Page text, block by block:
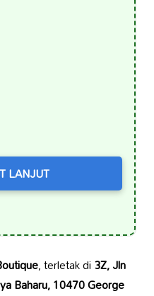
LANJUT
, terletak di3Z, Jln
Baharu, 10470 George